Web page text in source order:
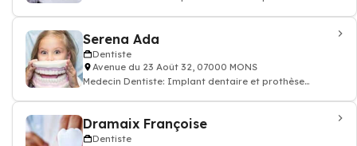
Serena Ada
Dentiste
Avenue du 23 Août 32, 07000 MONS
Medecin Dentiste: Implant dentaire et prothèse
Dramaix Françoise
Dentiste